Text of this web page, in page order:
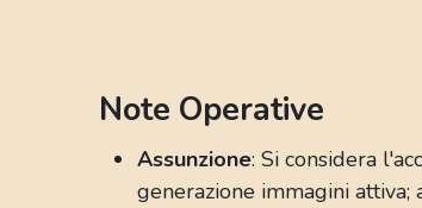
Note Operative
Assunzione: Si considera
generazione immagini attiva;